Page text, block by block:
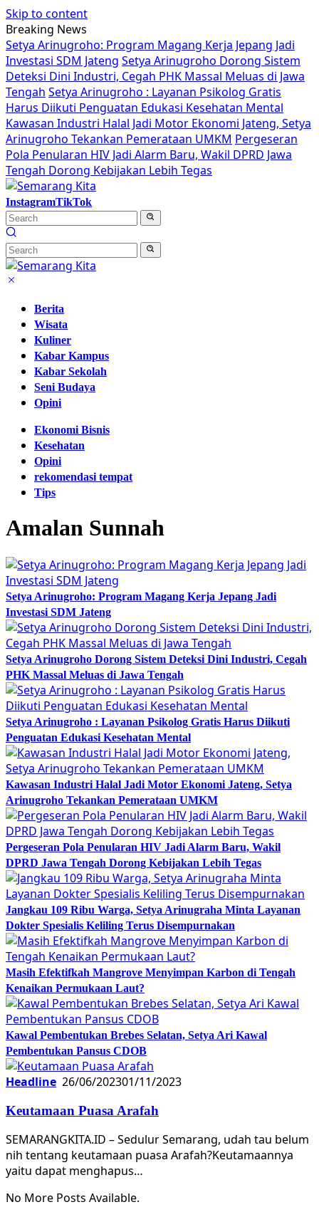
Skip to content
Breaking News
Setya Arinugroho: Program Magang Kerja Jepang Jadi
Investasi SDM Jateng Setya Arinugroho Dorong Sistem
Deteksi Dini Industri, Cegah PHK Massal Meluas di Jawa
Tengah Setya Arinugroho : Layanan Psikolog Gratis
Harus Diikuti Penguatan Edukasi Kesehatan Mental
Kawasan Industri Halal Jadi Motor Ekonomi Jateng, Setya
Arinugroho Tekankan Pemerataan UMKM Pergeseran
Pola Penularan HIV Jadi Alarm Baru, Wakil DPRD Jawa
Tengah Dorong Kebijakan Lebih Tegas
InstagramTikTok
Berita
Wisata
Kuliner
Kabar Kampus
Kabar Sekolah
Seni Budaya
Opini
Ekonomi Bisnis
Kesehatan
Opini
rekomendasi tempat
Tips
Amalan Sunnah
Setya Arinugroho: Program Magang Kerja Jepang Jadi
Investasi SDM Jateng
Setya Arinugroho Dorong Sistem Deteksi Dini Industri, Cegah
PHK Massal Meluas di Jawa Tengah
Setya Arinugroho : Layanan Psikolog Gratis Harus Diikuti
Penguatan Edukasi Kesehatan Mental
Kawasan Industri Halal Jadi Motor Ekonomi Jateng, Setya
Arinugroho Tekankan Pemerataan UMKM
Pergeseran Pola Penularan HIV Jadi Alarm Baru, Wakil
DPRD Jawa Tengah Dorong Kebijakan Lebih Tegas
Jangkau 109 Ribu Warga, Setya Arinugraha Minta Layanan
Dokter Spesialis Keliling Terus Disempurnakan
Masih Efektifkah Mangrove Menyimpan Karbon di Tengah
Kenaikan Permukaan Laut?
Kawal Pembentukan Brebes Selatan, Setya Ari Kawal
Pembentukan Pansus CDOB
Headline 26/06/202301/11/2023
Keutamaan Puasa Arafah
SEMARANGKITA.ID – Sedulur Semarang, udah tau belum
nih tentang keutamaan puasa Arafah?Keutamaannya
yaitu dapat menghapus…
No More Posts Available.